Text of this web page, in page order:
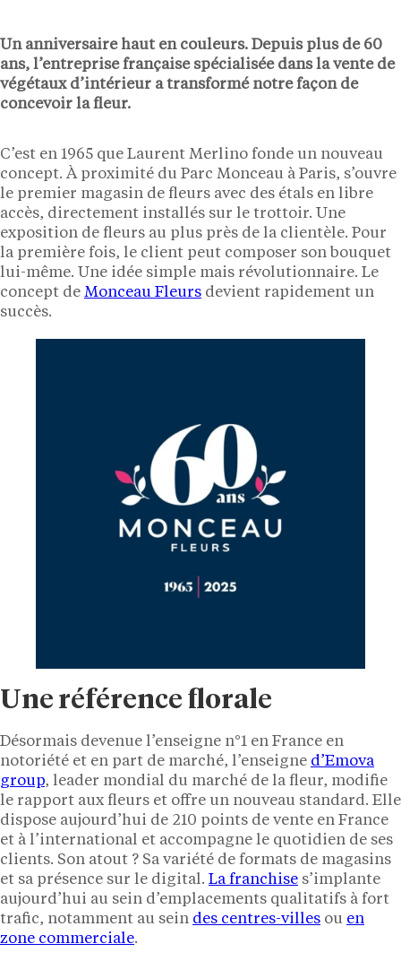
Un anniversaire haut en couleurs. Depuis plus de 60
ans, l’entreprise française spécialisée dans la vente de
végétaux d’intérieur a transformé notre façon de
concevoir la fleur.
C’est en 1965 que Laurent Merlino fonde un nouveau
concept. À proximité du Parc Monceau à Paris, s’ouvre
le premier magasin de fleurs avec des étals en libre
accès, directement installés sur le trottoir. Une
exposition de fleurs au plus près de la clientèle. Pour
la première fois, le client peut composer son bouquet
lui-même. Une idée simple mais révolutionnaire. Le
concept de Monceau Fleurs devient rapidement un
succès.
Une référence florale
Désormais devenue l’enseigne n°1 en France en
notoriété et en part de marché, l’enseigne d’Emova
group, leader mondial du marché de la fleur, modifie
le rapport aux fleurs et offre un nouveau standard. Elle
dispose aujourd’hui de 210 points de vente en France
et à l’international et accompagne le quotidien de ses
clients. Son atout ? Sa variété de formats de magasins
et sa présence sur le digital. La franchise s’implante
aujourd’hui au sein d’emplacements qualitatifs à fort
trafic, notamment au sein des centres-villes ou en
zone commerciale.